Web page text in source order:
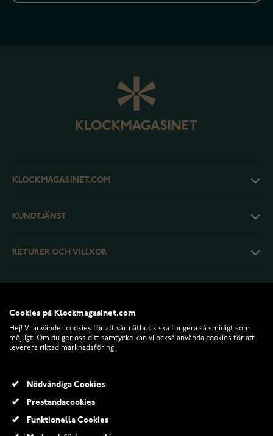
KLOCKMAGASINET.COM
KUNDTJÄNST
RETURER OCH VILLKOR
Cookies på Klockmagasinet.com
Hej! Vi använder cookies för att vår nätbutik ska fungera så smidigt som
möjligt. Om du ger oss ditt samtycke kan vi också använda cookies för att
leverera riktad marknadsföring.
Nödvändiga Cookies
Prestandacookies
Funktionella Cookies